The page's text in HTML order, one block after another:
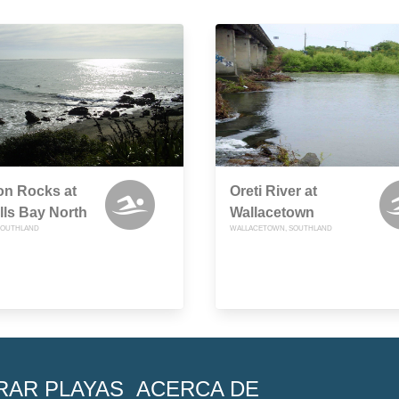
Rocks at
Bay North
Oreti River at
Wallacetown
WALLACETOWN, SOUTHLAND
PLAYAS ACERCA DE